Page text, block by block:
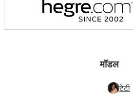
मॉडल
टेटी